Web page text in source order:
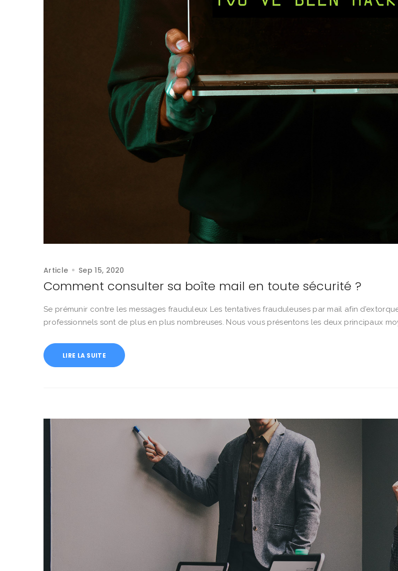
Article Sep 15, 2020
Comment consulter sa boîte mail en toute sécurité ?
Se prémunir contre les messages frauduleux Les tentatives frauduleuses par mail afin
professionnels sont de plus en plus nombreuses. Nous vous présentons les deux principaux
LIRE LA SUITE